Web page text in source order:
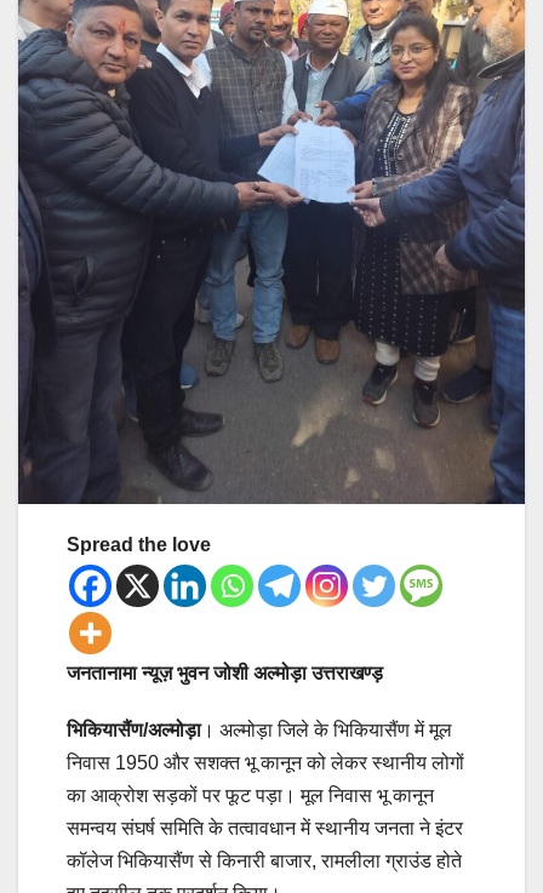
Spread the love
जनतानामा न्यूज़ भुवन जोशी अल्मोड़ा उत्तराखण्ड़
भिकियासैंण/अल्मोड़ा। अल्मोड़ा जिले के भिकियासैंण में मूल
निवास 1950 और सशक्त भू कानून को लेकर स्थानीय लोगों
का आक्रोश सड़कों पर फूट पड़ा। मूल निवास भू कानून
समन्वय संघर्ष समिति के तत्वावधान में स्थानीय जनता ने इंटर
कॉलेज भिकियासैंण से किनारी बाजार, रामलीला ग्राउंड होते